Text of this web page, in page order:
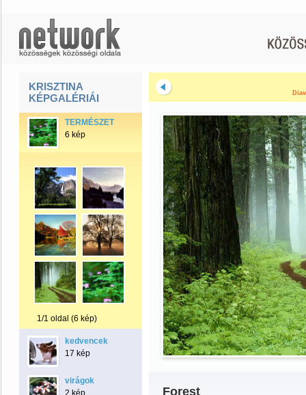
KRISZTINA
KÉPGALÉRIÁI
TERMÉSZET
6 kép
1/1 oldal (6 kép)
kedvencek
17 kép
virágok
2 kép
Forest